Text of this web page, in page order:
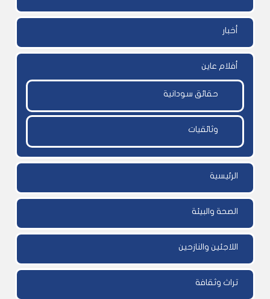
أخبار
أفلام عاين
حقائق سودانية
وثائقيات
الرئيسية
الصحة والبيئة
اللاجئين والنازحين
تراث وثقافة